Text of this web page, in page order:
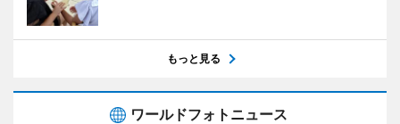
もっと見る
ワールドフォトニュース